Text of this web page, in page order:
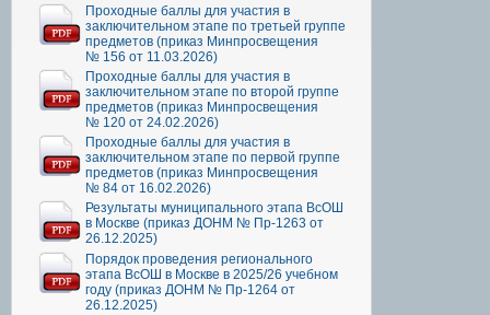
Проходные баллы для участия в
заключительном этапе по третьей группе
предметов (приказ Минпросвещения
№ 156 от 11.03.2026)
Проходные баллы для участия в
заключительном этапе по второй группе
предметов (приказ Минпросвещения
№ 120 от 24.02.2026)
Проходные баллы для участия в
заключительном этапе по первой группе
предметов (приказ Минпросвещения
№ 84 от 16.02.2026)
Результаты муниципального этапа ВсОШ
в Москве (приказ ДОНМ № Пр-1263 от
26.12.2025)
Порядок проведения регионального
этапа ВсОШ в Москве в 2025/26 учебном
году (приказ ДОНМ № Пр-1264 от
26.12.2025)